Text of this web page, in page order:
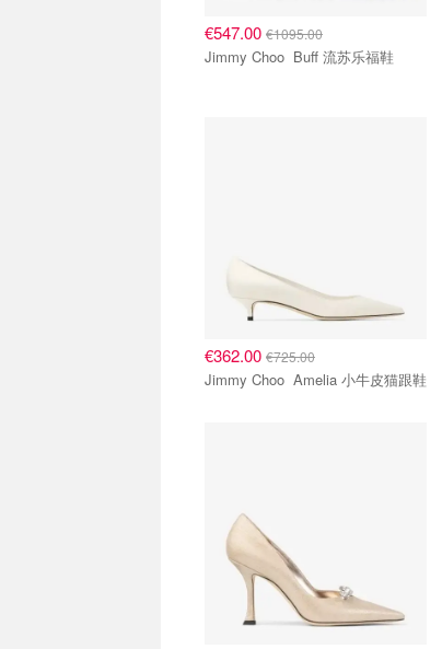
€547.00 €1095.00
Jimmy Choo Buff 流苏乐福鞋
€362.00 €725.00
Jimmy Choo Amelia 小牛皮猫跟鞋